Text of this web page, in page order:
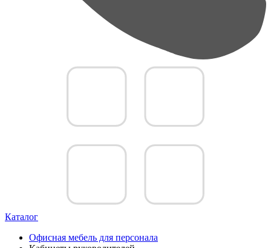
Каталог
Офисная мебель для персонала